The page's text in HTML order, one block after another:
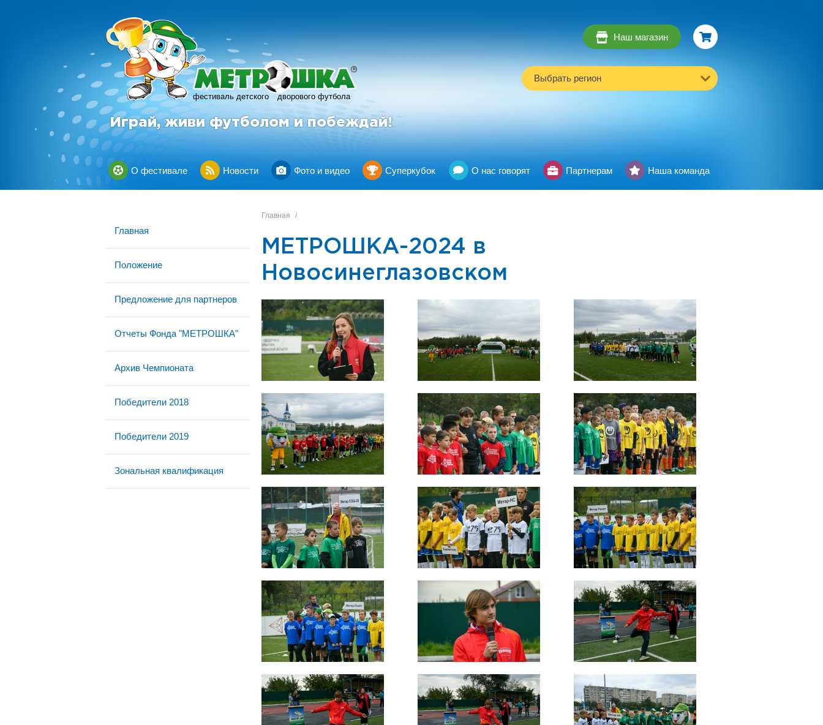
фестиваль детского дворового футбола
R
Играй, живи футболом и побеждай!
Наш магазин
Выбрать регион
О фестивале Новости Фото и видео Суперкубок О нас говорят Партнерам Наша команда
Главная
Положение
Предложение для партнеров
Отчеты Фонда "МЕТРОШКА"
Архив Чемпионата
Победители 2018
Победители 2019
Зональная квалификация
Главная /
МЕТРОШКА-2024 в
Новосинеглазовском